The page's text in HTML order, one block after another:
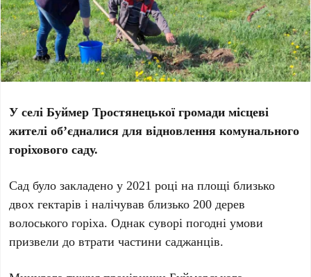
У селі Буймер Тростянецької громади місцеві
жителі об’єдналися для відновлення комунального
горіхового саду.
Сад було закладено у 2021 році на площі близько
двох гектарів і налічував близько 200 дерев
волоського горіха. Однак суворі погодні умови
призвели до втрати частини саджанців.